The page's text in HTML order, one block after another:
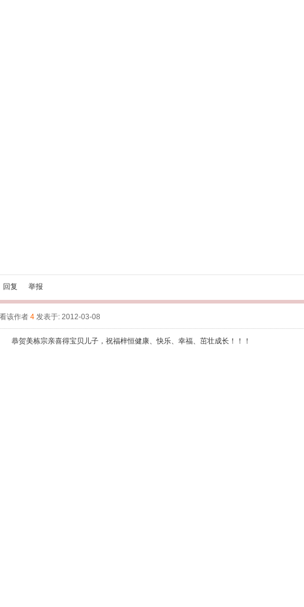
回复 举报
该作者 4 发表于: 2012-03-08
贺美栋宗亲喜得宝贝儿子，祝福梓恒健康、快乐、幸福、茁壮成长！！！